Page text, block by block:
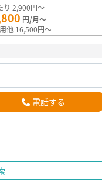
り 2,900円～
円/月～
他 16,500円～
電話する